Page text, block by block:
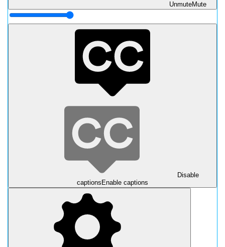
UnmuteMute
Disable
captions Enable captions